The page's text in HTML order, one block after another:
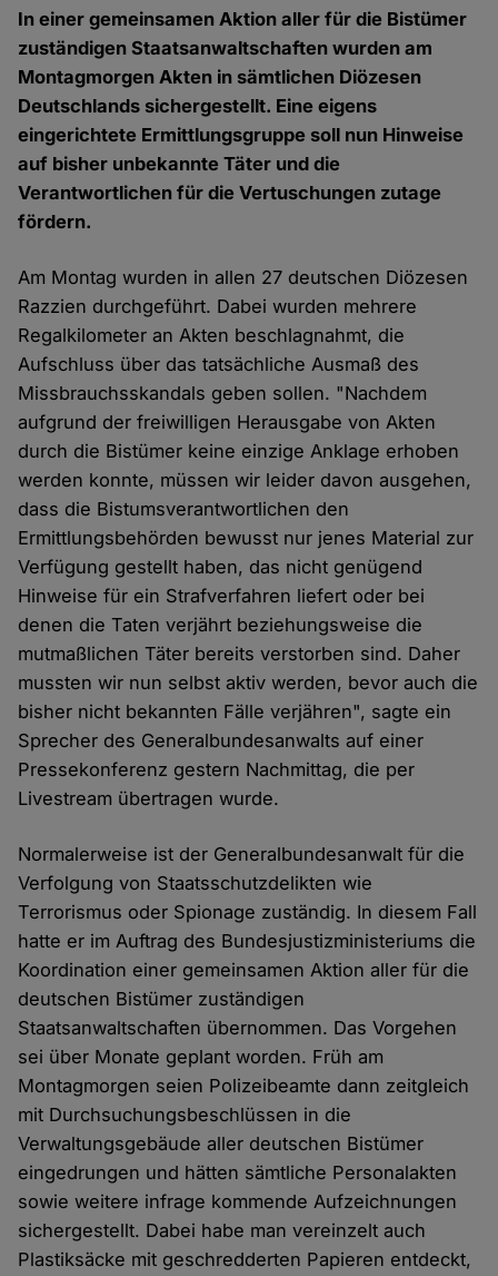
In einer gemeinsamen Aktion aller für die Bistümer
zuständigen Staatsanwaltschaften wurden am
Montagmorgen Akten in sämtlichen Diözesen
Deutschlands sichergestellt. Eine eigens
eingerichtete Ermittlungsgruppe soll nun Hinweise
auf bisher unbekannte Täter und die
Verantwortlichen für die Vertuschungen zutage
fördern.
Am Montag wurden in allen 27 deutschen Diözesen
Razzien durchgeführt. Dabei wurden mehrere
Regalkilometer an Akten beschlagnahmt, die
Aufschluss über das tatsächliche Ausmaß des
Missbrauchsskandals geben sollen. "Nachdem
aufgrund der freiwilligen Herausgabe von Akten
durch die Bistümer keine einzige Anklage erhoben
werden konnte, müssen wir leider davon ausgehen,
dass die Bistumsverantwortlichen den
Ermittlungsbehörden bewusst nur jenes Material zur
Verfügung gestellt haben, das nicht genügend
Hinweise für ein Strafverfahren liefert oder bei
denen die Taten verjährt beziehungsweise die
mutmaßlichen Täter bereits verstorben sind. Daher
mussten wir nun selbst aktiv werden, bevor auch die
bisher nicht bekannten Fälle verjähren", sagte ein
Sprecher des Generalbundesanwalts auf einer
Pressekonferenz gestern Nachmittag, die per
Livestream übertragen wurde.
Normalerweise ist der Generalbundesanwalt für die
Verfolgung von Staatsschutzdelikten wie
Terrorismus oder Spionage zuständig. In diesem Fall
hatte er im Auftrag des Bundesjustizministeriums die
Koordination einer gemeinsamen Aktion aller für die
deutschen Bistümer zuständigen
Staatsanwaltschaften übernommen. Das Vorgehen
sei über Monate geplant worden. Früh am
Montagmorgen seien Polizeibeamte dann zeitgleich
mit Durchsuchungsbeschlüssen in die
Verwaltungsgebäude aller deutschen Bistümer
eingedrungen und hätten sämtliche Personalakten
sowie weitere infrage kommende Aufzeichnungen
sichergestellt. Dabei habe man vereinzelt auch
Plastiksäcke mit geschredderten Papieren entdeckt,